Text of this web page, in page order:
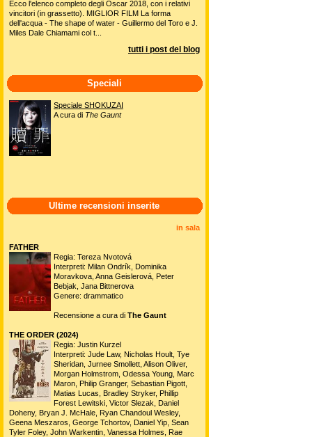
Ecco l'elenco completo degli Oscar 2018, con i relativi
vincitori (in grassetto). MIGLIOR FILM La forma
dell'acqua - The shape of water - Guillermo del Toro e J.
Miles Dale Chiamami col t...
tutti i post del blog
Speciali
Speciale SHOKUZAI
A cura di The Gaunt
Ultime recensioni inserite
in sala
FATHER
Regia: Tereza Nvotová
Interpreti: Milan Ondrík, Dominika
Moravkova, Anna Geislerová, Peter
Bebjak, Jana Bittnerova
Genere: drammatico
Recensione a cura di The Gaunt
THE ORDER (2024)
Regia: Justin Kurzel
Interpreti: Jude Law, Nicholas Hoult, Tye
Sheridan, Jurnee Smollett, Alison Oliver,
Morgan Holmstrom, Odessa Young, Marc
Maron, Philip Granger, Sebastian Pigott,
Matias Lucas, Bradley Stryker, Phillip
Forest Lewitski, Victor Slezak, Daniel
Doheny, Bryan J. McHale, Ryan Chandoul Wesley,
Geena Meszaros, George Tchortov, Daniel Yip, Sean
Tyler Foley, John Warkentin, Vanessa Holmes, Rae